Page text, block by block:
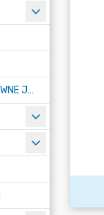
INFORMACJA PUBLICZNA I PONOWNE JEJ WYKORZYSTYWANIE